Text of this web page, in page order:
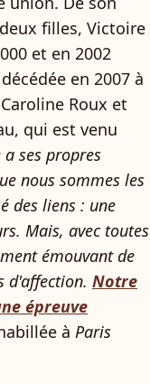
filles, Victoire
et en 2002
en 2007 à
Roux et
qui est venu
ses propres
nous sommes les
des liens : une
Mais, avec toutes
émouvant de
d'affection. Notre
épreuve
à Paris